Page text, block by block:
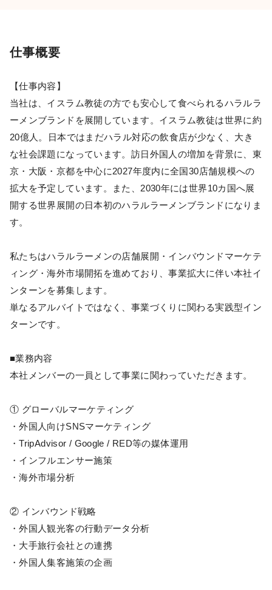
仕事概要
【仕事内容】
当社は、イスラム教徒の方でも安心して食べられるハラルラ
ーメンブランドを展開しています。イスラム教徒は世界に約
20億人。日本ではまだハラル対応の飲食店が少なく、大き
な社会課題になっています。訪日外国人の増加を背景に、東
京・大阪・京都を中心に2027年度内に全国30店舗規模への
拡大を予定しています。また、2030年には世界10カ国へ展
開する世界展開の日本初のハラルラーメンブランドになりま
す。
私たちはハラルラーメンの店舗展開・インバウンドマーケテ
ィング・海外市場開拓を進めており、事業拡大に伴い本社イ
ンターンを募集します。
単なるアルバイトではなく、事業づくりに関わる実践型イン
ターンです。
■業務内容
本社メンバーの一員として事業に関わっていただきます。
① グローバルマーケティング
・外国人向けSNSマーケティング
・TripAdvisor / Google / RED等の媒体運用
・インフルエンサー施策
・海外市場分析
② インバウンド戦略
・外国人観光客の行動データ分析
・大手旅行会社との連携
・外国人集客施策の企画